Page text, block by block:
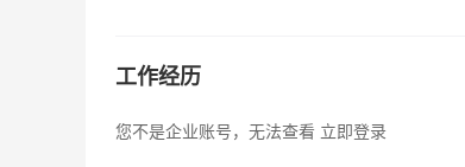
工作经历
您不是企业账号，无法查看 立即登录